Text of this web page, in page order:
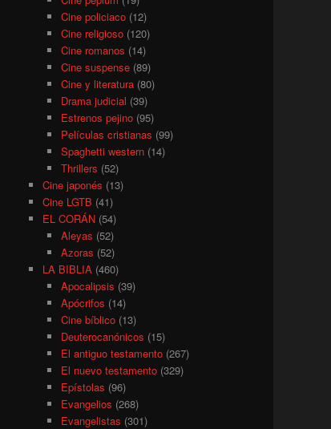
Cine policiaco(12)
Cine religioso(120)
Cine romanos (14)
Cine suspense(89)
Cine y literatura(80)
Drama judicial (39)
Estrenos pejino(95)
Películas cristianas (99)
Spaghetti western(14)
Thrillers (52)
Cine japonés (13)
Cine LGTB (41)
EL CORÁN (54)
Aleyas (52)
Azoras (52)
LA BIBLIA (460)
Apocalipsis (39)
Apócrifos (14)
Cine bíblico(13)
Deuterocanónicos (15)
El antiguo testamento(267)
El nuevo testamento(329)
Epístolas (96)
Evangelios (268)
Evangelistas (301)